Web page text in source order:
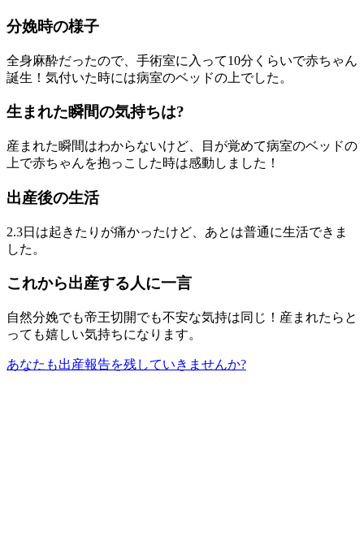
分娩時の様子
全身麻酔だったので、手術室に入って10分くらいで赤ちゃん
誕生！気付いた時には病室のベッドの上でした。
生まれた瞬間の気持ちは?
産まれた瞬間はわからないけど、目が覚めて病室のベッドの
上で赤ちゃんを抱っこした時は感動しました！
出産後の生活
2.3日は起きたりが痛かったけど、あとは普通に生活できま
した。
これから出産する人に一言
自然分娩でも帝王切開でも不安な気持は同じ！産まれたらと
っても嬉しい気持ちになります。
あなたも出産報告を残していきませんか?